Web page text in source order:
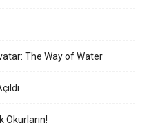
The Way of Water
Okurların!